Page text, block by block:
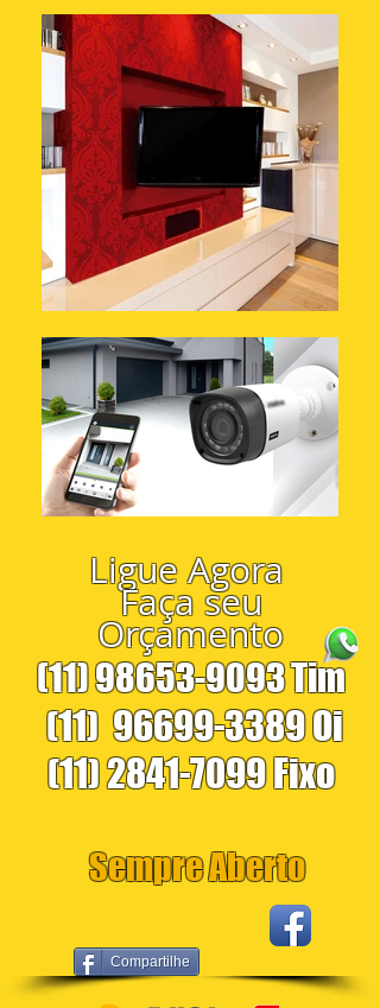
Compartilhe
Ligue Agora
Faça seu
Orçamento
(11) 98653-9093Tim
(11) 96699-3389Oi
(11) 2841-7099Fixo
Sempre Aberto